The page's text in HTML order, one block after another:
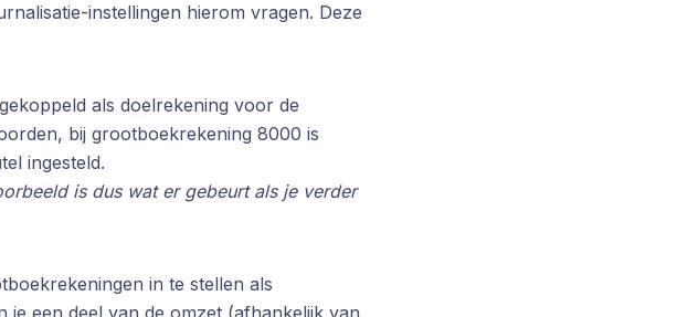
instellingen hierom vragen. Deze
als doelrekening voor de
bij grootboekrekening 8000 is
ingesteld.
is dus wat er gebeurt als je verder
in te stellen als
je een deel van de omzet (afhankelijk van